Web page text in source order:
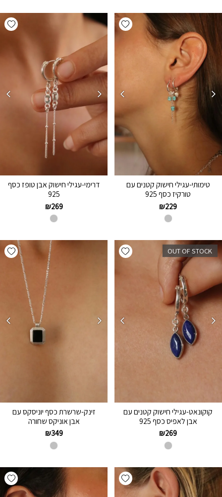
Add wishlist
טימותי-עגילי חישוק קטנים עם
טורקיז כסף 925
₪229
דרימי-עגילי חישוק אבן טופז כסף
925
₪269
Add wishlist OUT OF STOCK
קוקונאט-עגילי חישוק קטנים עם
אבן לאפיס כסף 925
₪269
זינק-שרשרת כסף יוניסקס עם
אבן אוניקס שחורה
₪349
Add wishlist